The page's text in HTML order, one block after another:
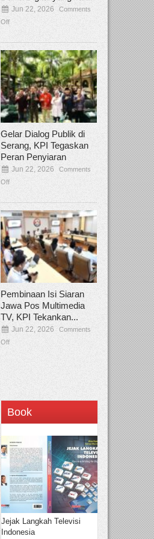
Yan Senjaya, Kreativitas Lima
Sinema Indonesia
Dec 22, 2025 Comments Off
Jakarta, Broadcastmagz – Yan Senjaya
Jun 22, 2026
Comments
Off
Gelar Dialog Publik di
Serang, KPI Tegaskan
Peran Penyiaran
Jun 22, 2026
Comments
Off
Pembinaan Isi Siaran
Jawa Pos Multimedia
TV, KPI Tekankan...
Jun 22, 2026
Comments
Off
Book
Jejak Langkah Televisi
Indonesia